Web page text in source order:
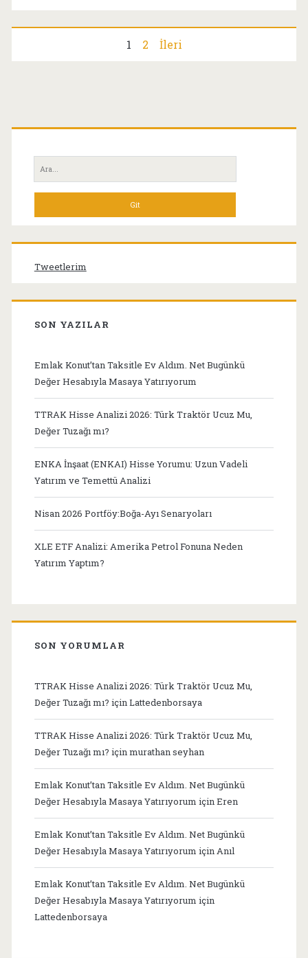
Çeyrek
1 2 İleri
Birincil
Yan
Menü
Ara:
Tweetlerim
SON YAZILAR
Emlak Konut’tan Taksitle Ev Aldım. Net Bugünkü
Değer Hesabıyla Masaya Yatırıyorum
TTRAK Hisse Analizi 2026: Türk Traktör Ucuz Mu,
Değer Tuzağı mı?
ENKA İnşaat (ENKAI) Hisse Yorumu: Uzun Vadeli
Yatırım ve Temettü Analizi
Nisan 2026 Portföy:Boğa-Ayı Senaryoları
XLE ETF Analizi: Amerika Petrol Fonuna Neden
Yatırım Yaptım?
SON YORUMLAR
TTRAK Hisse Analizi 2026: Türk Traktör Ucuz Mu,
Değer Tuzağı mı? içinLattedenborsaya
TTRAK Hisse Analizi 2026: Türk Traktör Ucuz Mu,
Değer Tuzağı mı? içinmurathan seyhan
Emlak Konut’tan Taksitle Ev Aldım. Net Bugünkü
Değer Hesabıyla Masaya Yatırıyorum içinEren
Emlak Konut’tan Taksitle Ev Aldım. Net Bugünkü
Değer Hesabıyla Masaya Yatırıyorum içinAnıl
Emlak Konut’tan Taksitle Ev Aldım. Net Bugünkü
Değer Hesabıyla Masaya Yatırıyorum için
Lattedenborsaya